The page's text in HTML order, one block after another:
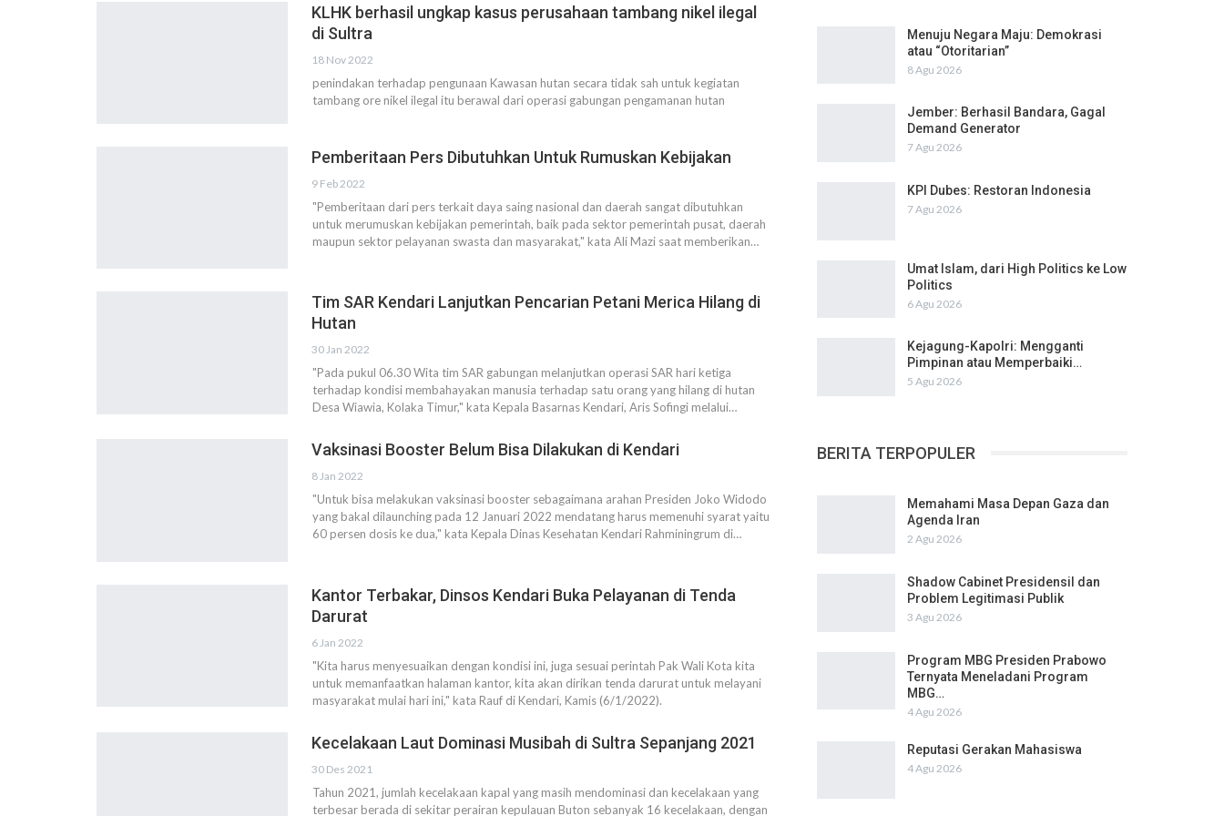
KLHK berhasil ungkap kasus perusahaan tambang nikel ilegal
di Sultra
18 Nov 2022
penindakan terhadap pengunaan Kawasan hutan secara tidak sah untuk kegiatan
tambang ore nikel ilegal itu berawal dari operasi gabungan pengamanan hutan
Pemberitaan Pers Dibutuhkan Untuk Rumuskan Kebijakan
9 Feb 2022
"Pemberitaan dari pers terkait daya saing nasional dan daerah sangat dibutuhkan
untuk merumuskan kebijakan pemerintah, baik pada sektor pemerintah pusat, daerah
maupun sektor pelayanan swasta dan masyarakat," kata Ali Mazi saat memberikan…
Tim SAR Kendari Lanjutkan Pencarian Petani Merica Hilang di
Hutan
30 Jan 2022
"Pada pukul 06.30 Wita tim SAR gabungan melanjutkan operasi SAR hari ketiga
terhadap kondisi membahayakan manusia terhadap satu orang yang hilang di hutan
Desa Wiawia, Kolaka Timur," kata Kepala Basarnas Kendari, Aris Sofingi melalui…
Vaksinasi Booster Belum Bisa Dilakukan di Kendari
8 Jan 2022
"Untuk bisa melakukan vaksinasi booster sebagaimana arahan Presiden Joko Widodo
yang bakal dilaunching pada 12 Januari 2022 mendatang harus memenuhi syarat yaitu
60 persen dosis ke dua," kata Kepala Dinas Kesehatan Kendari Rahminingrum di…
Kantor Terbakar, Dinsos Kendari Buka Pelayanan di Tenda
Darurat
6 Jan 2022
"Kita harus menyesuaikan dengan kondisi ini, juga sesuai perintah Pak Wali Kota kita
untuk memanfaatkan halaman kantor, kita akan dirikan tenda darurat untuk melayani
masyarakat mulai hari ini," kata Rauf di Kendari, Kamis (6/1/2022).
Kecelakaan Laut Dominasi Musibah di Sultra Sepanjang 2021
30 Des 2021
Tahun 2021, jumlah kecelakaan kapal yang masih mendominasi dan kecelakaan yang
terbesar berada di sekitar perairan kepulauan Buton sebanyak 16 kecelakaan, dengan
Menuju Negara Maju: Demokrasi
atau “Otoritarian”
8 Agu 2026
Jember: Berhasil Bandara, Gagal
Demand Generator
7 Agu 2026
KPI Dubes: Restoran Indonesia
7 Agu 2026
Umat Islam, dari High Politics ke Low
Politics
6 Agu 2026
Kejagung-Kapolri: Mengganti
Pimpinan atau Memperbaiki…
5 Agu 2026
BERITA TERPOPULER
Memahami Masa Depan Gaza dan
Agenda Iran
2 Agu 2026
Shadow Cabinet Presidensil dan
Problem Legitimasi Publik
3 Agu 2026
Program MBG Presiden Prabowo
Ternyata Meneladani Program
MBG…
4 Agu 2026
Reputasi Gerakan Mahasiswa
4 Agu 2026